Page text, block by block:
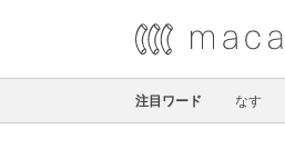
注目ワード なす